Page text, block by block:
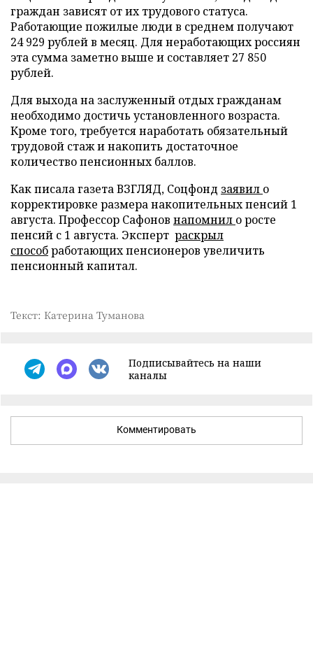
граждан зависят от их трудового статуса.
Работающие пожилые люди в среднем получают
24 929 рублей в месяц. Для неработающих россиян
эта сумма заметно выше и составляет 27 850
рублей.
Для выхода на заслуженный отдых гражданам
необходимо достичь установленного возраста.
Кроме того, требуется наработать обязательный
трудовой стаж и накопить достаточное
количество пенсионных баллов.
Как писала газета ВЗГЛЯД, Соцфонд заявил о
корректировке размера накопительных пенсий 1
августа. Профессор Сафонов напомнил о росте
пенсий с 1 августа. Эксперт раскрыл
способработающих пенсионеров увеличить
пенсионный капитал.
Текст: Катерина Туманова
Подписывайтесь на наши
каналы
Комментировать